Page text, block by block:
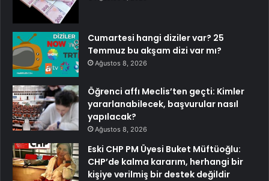
Cumartesi hangi diziler var? 25
Temmuz bu akşam dizi var mı?
Ağustos 8, 2026
Öğrenci affı Meclis’ten geçti: Kimler
yararlanabilecek, başvurular nasıl
yapılacak?
Ağustos 8, 2026
Eski CHP PM Üyesi Buket Müftüoğlu:
CHP’de kalma kararım, herhangi bir
kişiye verilmiş bir destek değildir